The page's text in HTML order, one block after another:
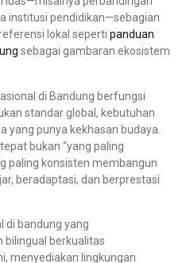
institusi pendidikan—sebagian
lokal seperti panduan
sebagai gambaran ekosistem
di Bandung berfungsi
standar global, kebutuhan
yang punya kekhasan budaya.
bukan “yang paling
paling konsisten membangun
beradaptasi, dan berprestasi